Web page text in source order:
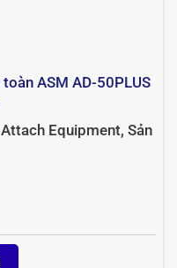
ASM AD-50PLUS
Equipment, Sản